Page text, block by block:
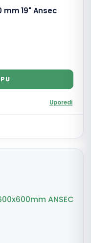
mm 19" Ansec
Uporedi